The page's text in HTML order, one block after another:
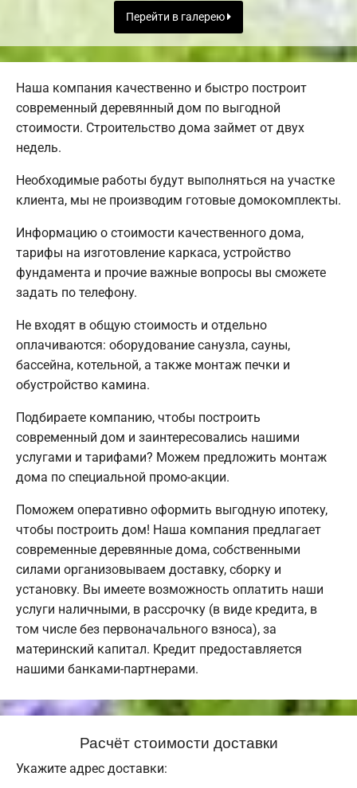
Перейти в галерею
Наша компания качественно и быстро построит
современный деревянный дом по выгодной
стоимости. Строительство дома займет от двух
недель.
Необходимые работы будут выполняться на участке
клиента, мы не производим готовые домокомплекты.
Информацию о стоимости качественного дома,
тарифы на изготовление каркаса, устройство
фундамента и прочие важные вопросы вы сможете
задать по телефону.
Не входят в общую стоимость и отдельно
оплачиваются: оборудование санузла, сауны,
бассейна, котельной, а также монтаж печки и
обустройство камина.
Подбираете компанию, чтобы построить
современный дом и заинтересовались нашими
услугами и тарифами? Можем предложить монтаж
дома по специальной промо-акции.
Поможем оперативно оформить выгодную ипотеку,
чтобы построить дом! Наша компания предлагает
современные деревянные дома, собственными
силами организовываем доставку, сборку и
установку. Вы имеете возможность оплатить наши
услуги наличными, в рассрочку (в виде кредита, в
том числе без первоначального взноса), за
материнский капитал. Кредит предоставляется
нашими банками-партнерами.
Расчёт стоимости доставки
Укажите адрес доставки: